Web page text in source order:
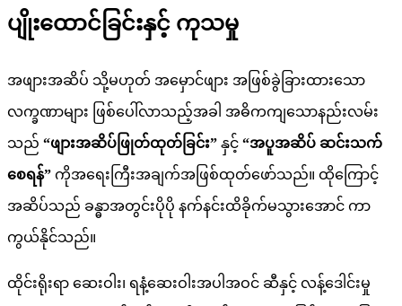
ပျိုးထောင်ခြင်းနှင့် ကုသမှု
အဖျားအဆိပ် သို့မဟုတ် အမှောင်ဖျား အဖြစ်ခွဲခြားထားသော
လက္ခဏာများ ဖြစ်ပေါ်လာသည့်အခါ အဓိကကျသောနည်းလမ်း
သည် “ဖျားအဆိပ်ဖြုတ်ထုတ်ခြင်း” နှင့် “အပူအဆိပ် ဆင်းသက်
စေရန်” ကိုအရေးကြီးအချက်အဖြစ်ထုတ်ဖော်သည်။ ထိုကြောင့်
အဆိပ်သည် ခန္ဓာအတွင်းပိုပို နက်နင်းထိခိုက်မသွားအောင် ကာ
ကွယ်နိုင်သည်။
ထိုင်းရိုးရာ ဆေးဝါး၊ ရနံ့ဆေးဝါးအပါအဝင် ဆီနှင့် လန့်ဒေါင်းမှု